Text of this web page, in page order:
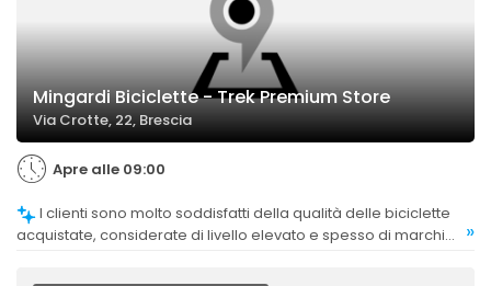
Mingardi Biciclette - Trek Premium Store
Via Crotte, 22, Brescia
Apre alle 09:00
acquistate, considerate di livello elevato e spesso di marchi
»